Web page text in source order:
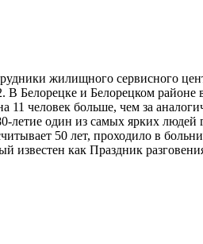
жилищного сервисного
Белорецке и Белорецком районе
11 человек больше, чем за
летие один из самых ярких людей
50 лет, проходило в
известен как Праздник